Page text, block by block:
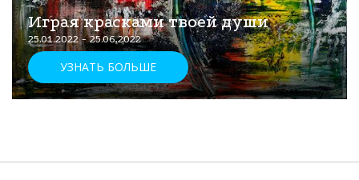
Играя красками твоей души
25.01.2022 - 25.06.2022
УЗНАТЬ БОЛЬШЕ